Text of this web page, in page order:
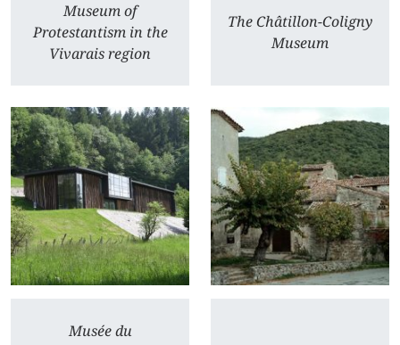
Museum of
Protestantism in the
Vivarais region
The Châtillon-Coligny
Museum
Musée du